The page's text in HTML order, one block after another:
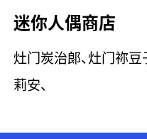
迷你人偶商店
灶门炭治郎、灶门祢豆
莉安、